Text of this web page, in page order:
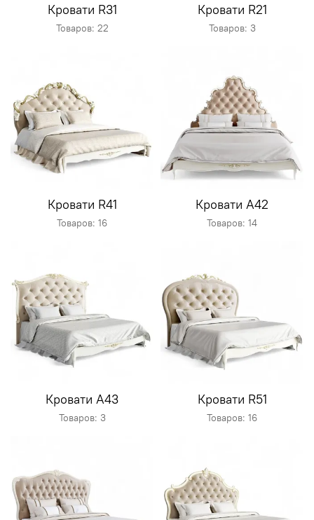
Кровати R31
Товаров: 22
Кровати R21
Товаров: 3
Кровати R41
Товаров: 16
Кровати A42
Товаров: 14
Кровати A43
Товаров: 3
Кровати R51
Товаров: 16